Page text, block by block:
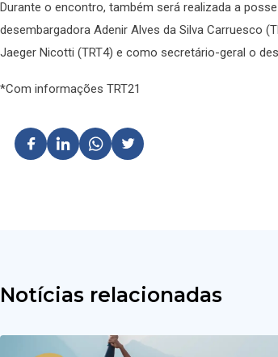
Durante o encontro, também será realizada a
desembargadora Adenir Alves da Silva Carruesco
Jaeger Nicotti (TRT4) e como secretário-geral o
*Com informações TRT21
Notícias relacionadas